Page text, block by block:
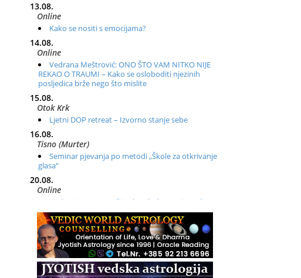
13.08.
Online
Kako se nositi s emocijama?
14.08.
Online
Vedrana Meštrović: ONO ŠTO VAM NITKO NIJE
REKAO O TRAUMI – Kako se osloboditi njezinih
posljedica brže nego što mislite
15.08.
Otok Krk
Ljetni DOP retreat – Izvorno stanje sebe
16.08.
Tisno (Murter)
Seminar pjevanja po metodi „Škole za otkrivanje
glasa“
20.08.
Online
Radionica: Pomagači iz drugih dimenzija Online –
otvoreno za sve
21.08.
Zagreb+Online
Osnovni ThetaHealing® tečaj, Zagreb i Online
22.08.
Pula